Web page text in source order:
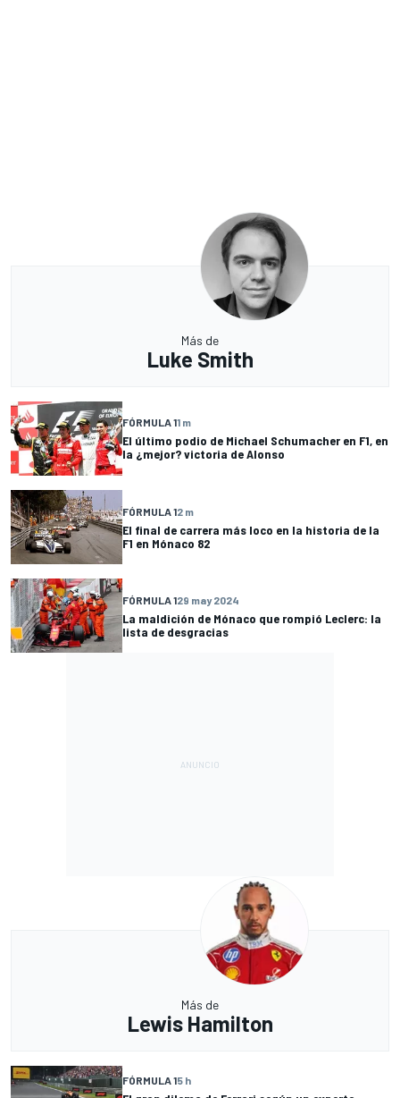
Más de
Luke Smith
FÓRMULA 11 m
El último podio de Michael Schumacher en F1, en
la ¿mejor? victoria de Alonso
FÓRMULA 12 m
El final de carrera más loco en la historia de la
F1 en Mónaco 82
FÓRMULA 129 may 2024
La maldición de Mónaco que rompió Leclerc: la
lista de desgracias
Más de
Lewis Hamilton
FÓRMULA 15 h